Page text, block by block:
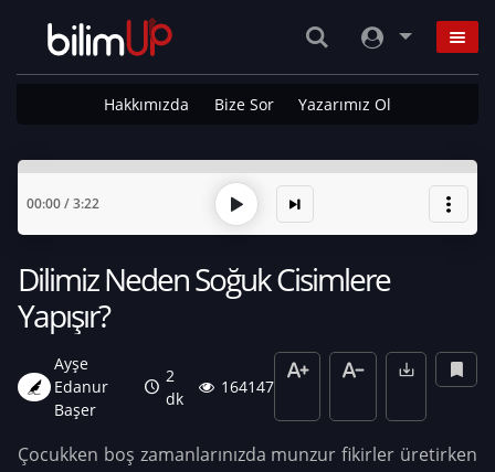
Hakkımızda Bize Sor Yazarımız Ol
00:00/3:22
Dilimiz Neden Soğuk Cisimlere
Yapışır?
Ayşe
Edanur
Başer
2
dk
164147
Çocukken boş zamanlarınızda munzur fikirler üretirken